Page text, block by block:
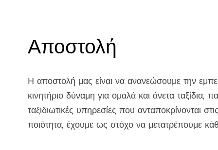
Αποστολή
Η αποστολή μας είναι να ανανεώσουμε την
κινητήριο δύναμη για ομαλά και άνετα ταξίδια,
ταξιδιωτικές υπηρεσίες που ανταποκρίνονται
ποιότητα, έχουμε ως στόχο να μετατρέπουμε